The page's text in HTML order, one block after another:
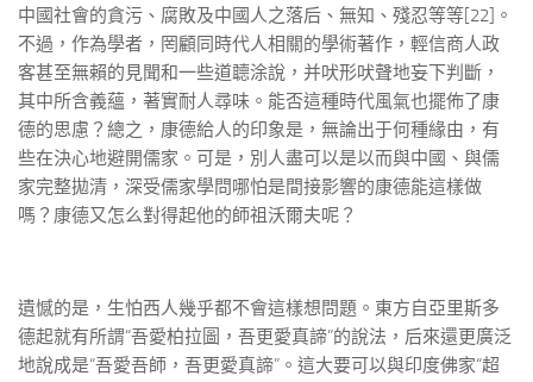
中國社會的貪污、腐敗及中國人之落后、無知、殘忍等等[22]。
不過，作為學者，罔顧同時代人相關的學術著作，輕信商人政
客甚至無賴的見聞和一些道聼涂說，并吠形吠聲地妄下判斷，
其中所含義蘊，著實耐人尋味。能否這種時代風氣也擺佈了康
德的思慮？總之，康德給人的印象是，無論出于何種緣由，有
些在決心地避開儒家。可是，別人盡可以是以而與中國、與儒
家完整拋清，深受儒家學問哪怕是間接影響的康德能這樣做
嗎？康德又怎么對得起他的師祖沃爾夫呢？
遺憾的是，生怕西人幾乎都不會這樣想問題。東方自亞里斯多
德起就有所謂“吾愛柏拉圖，吾更愛真諦”的說法，后來還更廣泛
地說成是“吾愛吾師，吾更愛真諦”。這大要可以與印度佛家“超